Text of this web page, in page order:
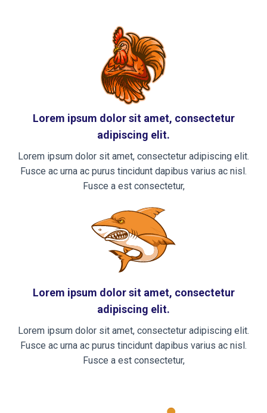
Lorem ipsum dolor sit amet, consectetur
adipiscing elit.
Lorem ipsum dolor sit amet, consectetur adipiscing elit.
Fusce ac urna ac purus tincidunt dapibus varius ac nisl.
Fusce a est consectetur,
Lorem ipsum dolor sit amet, consectetur
adipiscing elit.
Lorem ipsum dolor sit amet, consectetur adipiscing elit.
Fusce ac urna ac purus tincidunt dapibus varius ac nisl.
Fusce a est consectetur,